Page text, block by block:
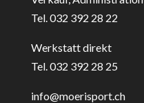
Tel. 032 392 28 22
Werkstatt direkt
Tel. 032 392 28 25
info@moerisport.ch